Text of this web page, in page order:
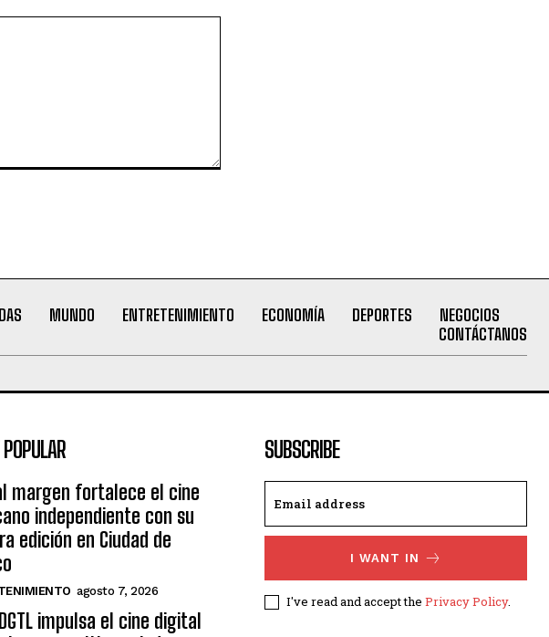
MUNDO ENTRETENIMIENTO ECONOMÍA DEPORTES
NEGOCIOS
CONTÁCTANOS
margen fortalece el cine
independiente con su
edición en Ciudad de
agosto 7, 2026
impulsa el cine digital
SUBSCRIBE
I WANT IN
I've read and accept the Privacy Policy.